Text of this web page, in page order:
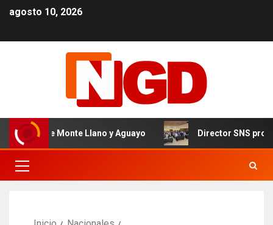
agosto 10, 2026
de Monte Llano y Aguayo Director SNS proyecta